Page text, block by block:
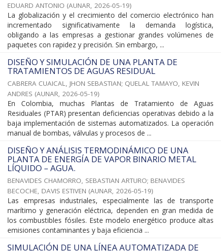
EDUARD ANTONIO (AUNAR, 2026-05-19)
La globalización y el crecimiento del comercio electrónico han
incrementado significativamente la demanda logística,
obligando a las empresas a gestionar grandes volúmenes de
paquetes con rapidez y precisión. Sin embargo, ...
DISEÑO Y SIMULACIÓN DE UNA PLANTA DE
TRATAMIENTOS DE AGUAS RESIDUAL
CABRERA CUAICAL, JHON SEBASTIAN; QUELAL TAMAYO, KEVIN
ANDRES (AUNAR, 2026-05-19)
En Colombia, muchas Plantas de Tratamiento de Aguas
Residuales (PTAR) presentan deficiencias operativas debido a la
baja implementación de sistemas automatizados. La operación
manual de bombas, válvulas y procesos de ...
DISEÑO Y ANÁLISIS TERMODINÁMICO DE UNA
PLANTA DE ENERGÍA DE VAPOR BINARIO METAL
LÍQUIDO – AGUA.
BENAVIDES CHAMORRO, SEBASTIAN ARTURO; BENAVIDES
BECOCHE, DAVIS ESTIVEN (AUNAR, 2026-05-19)
Las empresas industriales, especialmente las de transporte
marítimo y generación eléctrica, dependen en gran medida de
los combustibles fósiles. Este modelo energético produce altas
emisiones contaminantes y baja eficiencia ...
SIMULACIÓN DE UNA LÍNEA AUTOMATIZADA DE